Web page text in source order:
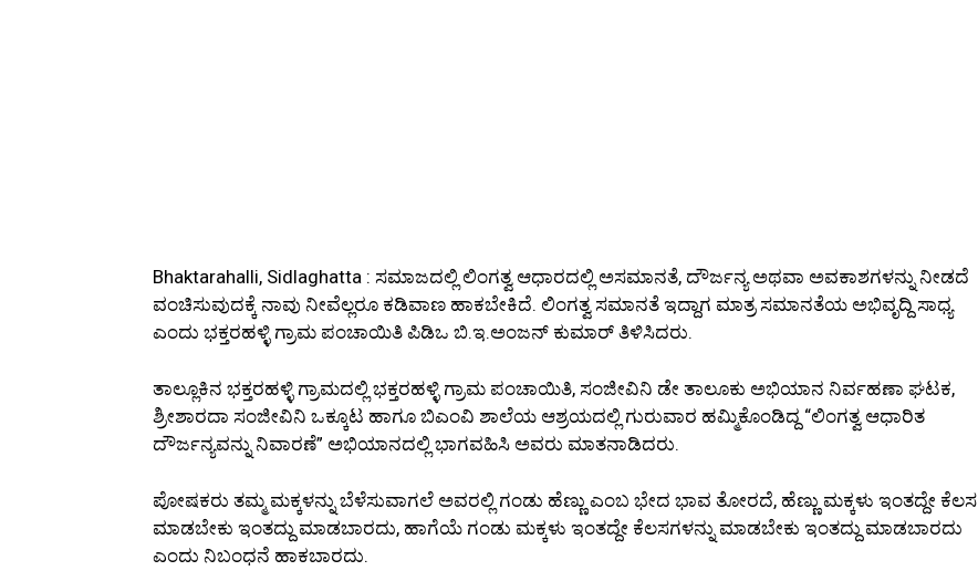
Bhaktarahalli, Sidlaghatta : ಸಮಾಜದಲ್ಲಿ ಲಿಂಗತ್ವ ಆಧಾರದಲ್ಲಿ ಅಸಮಾನತೆ, ದೌರ್ಜನ್ಯ ಅಥವಾ ಅವಕಾಶಗಳನ್ನು ನೀಡದೆ
ವಂಚಿಸುವುದಕ್ಕೆ ನಾವು ನೀವೆಲ್ಲರೂ ಕಡಿವಾಣ ಹಾಕಬೇಕಿದೆ. ಲಿಂಗತ್ವ ಸಮಾನತೆ ಇದ್ದಾಗ ಮಾತ್ರ ಸಮಾನತೆಯ ಅಭಿವೃದ್ದಿ ಸಾಧ್ಯ
ಎಂದು ಭಕ್ತರಹಳ್ಳಿ ಗ್ರಾಮ ಪಂಚಾಯಿತಿ ಪಿಡಿಒ ಬಿ.ಇ.ಅಂಜನ್ ಕುಮಾರ್ ತಿಳಿಸಿದರು.
ತಾಲ್ಲೂಕಿನ ಭಕ್ತರಹಳ್ಳಿ ಗ್ರಾಮದಲ್ಲಿ ಭಕ್ತರಹಳ್ಳಿ ಗ್ರಾಮ ಪಂಚಾಯಿತಿ, ಸಂಜೀವಿನಿ ಡೇ ತಾಲೂಕು ಅಭಿಯಾನ ನಿರ್ವಹಣಾ ಘಟಕ,
ಶ್ರೀಶಾರದಾ ಸಂಜೀವಿನಿ ಒಕ್ಕೂಟ ಹಾಗೂ ಬಿಎಂವಿ ಶಾಲೆಯ ಆಶ್ರಯದಲ್ಲಿ ಗುರುವಾರ ಹಮ್ಮಿಕೊಂಡಿದ್ದ “ಲಿಂಗತ್ವ ಆಧಾರಿತ
ದೌರ್ಜನ್ಯವನ್ನು ನಿವಾರಣೆ” ಅಭಿಯಾನದಲ್ಲಿ ಭಾಗವಹಿಸಿ ಅವರು ಮಾತನಾಡಿದರು.
ಪೋಷಕರು ತಮ್ಮ ಮಕ್ಕಳನ್ನು ಬೆಳೆಸುವಾಗಲೆ ಅವರಲ್ಲಿ ಗಂಡು ಹೆಣ್ಣು ಎಂಬ ಭೇದ ಭಾವ ತೋರದೆ, ಹೆಣ್ಣು ಮಕ್ಕಳು ಇಂತದ್ದೇ ಕೆಲಸ
ಮಾಡಬೇಕು ಇಂತದ್ದು ಮಾಡಬಾರದು, ಹಾಗೆಯೆ ಗಂಡು ಮಕ್ಕಳು ಇಂತದ್ದೇ ಕೆಲಸಗಳನ್ನು ಮಾಡಬೇಕು ಇಂತದ್ದು ಮಾಡಬಾರದು
ಎಂದು ನಿಬಂಧನೆ ಹಾಕಬಾರದು.